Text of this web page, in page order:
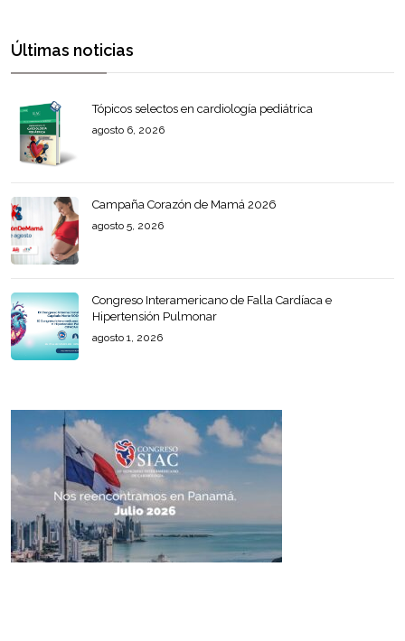
Últimas noticias
Tópicos selectos en cardiología pediátrica
agosto 6, 2026
Campaña Corazón de Mamá 2026
agosto 5, 2026
Congreso Interamericano de Falla Cardíaca e
Hipertensión Pulmonar
agosto 1, 2026